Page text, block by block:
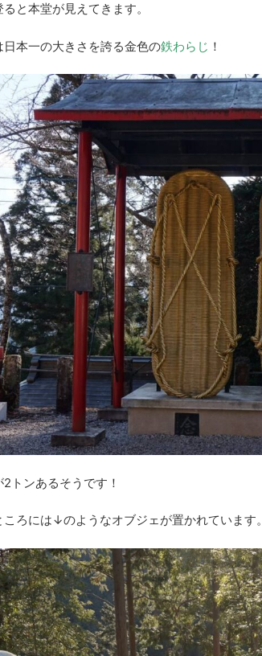
と本堂が見えてきます。
日本一の大きさを誇る金色の鉄わらじ ！
トンあるそうです！
ろには↓のようなオブジェが置かれています。